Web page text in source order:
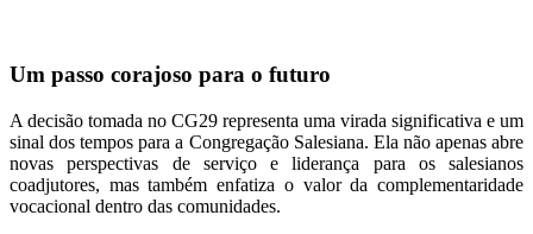
Um passo corajoso para o futuro
A decisão tomada no CG29 representa uma virada significativa e um
sinal dos tempos para a Congregação Salesiana. Ela não apenas abre
novas perspectivas de serviço e liderança para os salesianos
coadjutores, mas também enfatiza o valor da complementaridade
vocacional dentro das comunidades.